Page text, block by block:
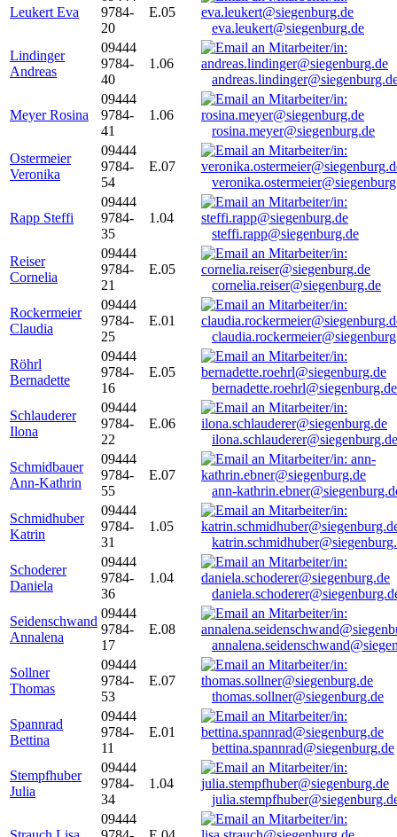
Leukert Eva
9784-
20
E.05
eva.leukert@siegenburg.de
Lindinger
Andreas
09444
9784-
40
1.06
Meyer Rosina
09444
9784-
41
1.06
rosina.meyer@siegenburg.de
Ostermeier
Veronika
09444
9784-
54
E.07
Rapp Steffi
09444
9784-
35
1.04
steffi.rapp@siegenburg.de
Reiser
Cornelia
09444
9784-
21
E.05
cornelia.reiser@siegenburg.de
Rockermeier
Claudia
09444
9784-
25
E.01
Röhrl
Bernadette
09444
9784-
16
E.05
bernadette.roehrl@siegenburg.de
Schlauderer
Ilona
09444
9784-
22
E.06
ilona.schlauderer@siegenburg.de
Schmidbauer
Ann-Kathrin
09444
9784-
55
E.07
ann-
Schmidhuber
Katrin
09444
9784-
31
1.05
Schoderer
Daniela
09444
9784-
36
1.04
Seidenschwand
Annalena
09444
9784-
17
E.08
Sollner
Thomas
09444
9784-
53
E.07
thomas.sollner@siegenburg.de
Spannrad
Bettina
09444
9784-
11
E.01
bettina.spannrad@siegenburg.de
Stempfhuber
Julia
09444
9784-
34
1.04
09444